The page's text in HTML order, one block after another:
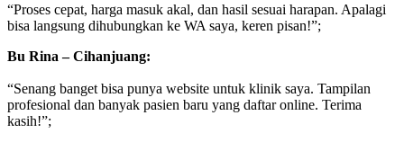
“Proses cepat, harga masuk akal, dan hasil sesuai harapan. Apalagi
bisa langsung dihubungkan ke WA saya, keren pisan!”;
Bu Rina – Cihanjuang:
“Senang banget bisa punya website untuk klinik saya. Tampilan
profesional dan banyak pasien baru yang daftar online. Terima
kasih!”;